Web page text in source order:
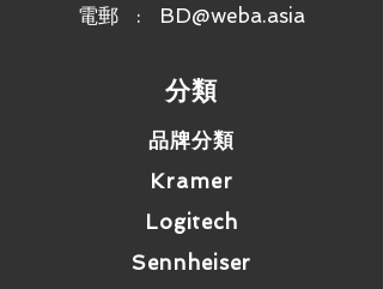
電郵 : BD@weba.asia
​分類
品牌分類
Kramer
Logitech
Sennheiser